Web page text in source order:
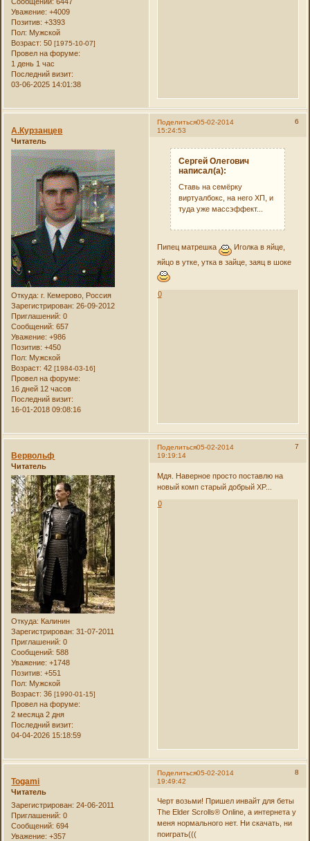
Уважение: +4009
Позитив: +3393
Пол: Мужской
Возраст: 50[1975-10-07]
Провел на форуме:
1 день 1 час
Последний визит:
03-06-2025 14:01:38
Поделиться 6
05-02-2014
15:24:53
А.Курзанцев
Читатель
Откуда: г. Кемерово, Россия
Зарегистрирован: 26-09-2012
Приглашений: 0
Сообщений: 657
Уважение: +986
Позитив: +450
Пол: Мужской
Возраст: 42[1984-03-16]
Провел на форуме:
16 дней 12 часов
Последний визит:
16-01-2018 09:08:16
Сергей Олегович
написал(а):
Ставь на семёрку
виртуалбокс, на него ХП, и
туда уже массэффект...
Пипец матрешка
Иголка в яйце,
яйцо в утке, утка в зайце, заяц в шоке
0
Поделиться 7
05-02-2014
19:19:14
Вервольф
Читатель
Откуда: Калинин
Зарегистрирован: 31-07-2011
Приглашений: 0
Сообщений: 588
Уважение: +1748
Позитив: +551
Пол: Мужской
Возраст: 36[1990-01-15]
Провел на форуме:
2 месяца 2 дня
Последний визит:
04-04-2026 15:18:59
Мдя. Наверное просто поставлю на
новый комп старый добрый XP...
0
Поделиться 8
05-02-2014
19:49:42
Togami
Читатель
Зарегистрирован: 24-06-2011
Приглашений: 0
Сообщений: 694
Уважение: +357
Черт возьми! Пришел инвайт для беты
The Elder Scrolls® Online, а интернета у
меня нормального нет. Ни скачать, ни
поиграть(((